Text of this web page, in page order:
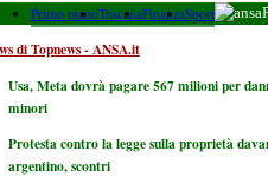
Primo pianoToscanaFinanzaSport
di Topnews - ANSA.it
Usa, Meta dovrà pagare 567 milioni per
minori
Protesta contro la legge sulla proprietà
argentino, scontri